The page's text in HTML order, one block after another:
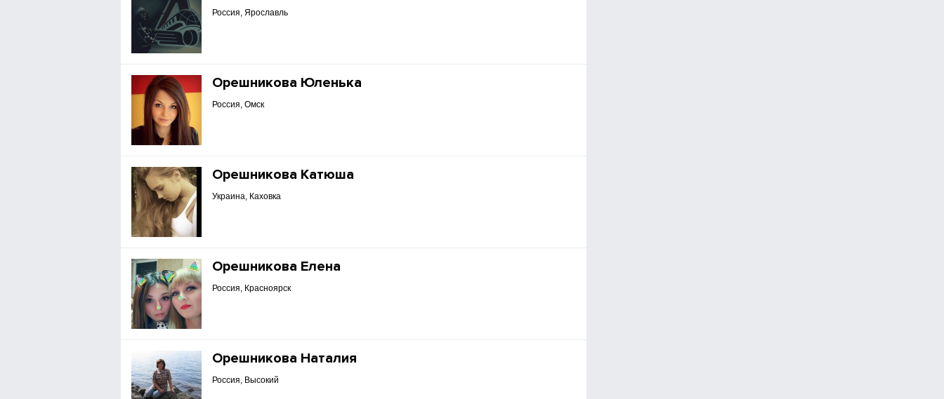
Россия, Ярославль
Орешникова Юленька
Россия, Омск
Орешникова Катюша
Украина, Каховка
Орешникова Елена
Россия, Красноярск
Орешникова Наталия
Россия, Высокий